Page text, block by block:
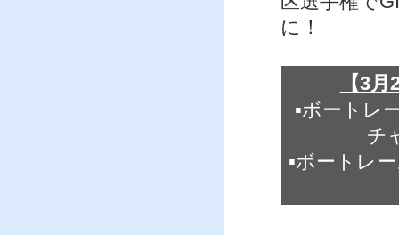
に！
【3
▪ボートレ
チ
▪ボートレ